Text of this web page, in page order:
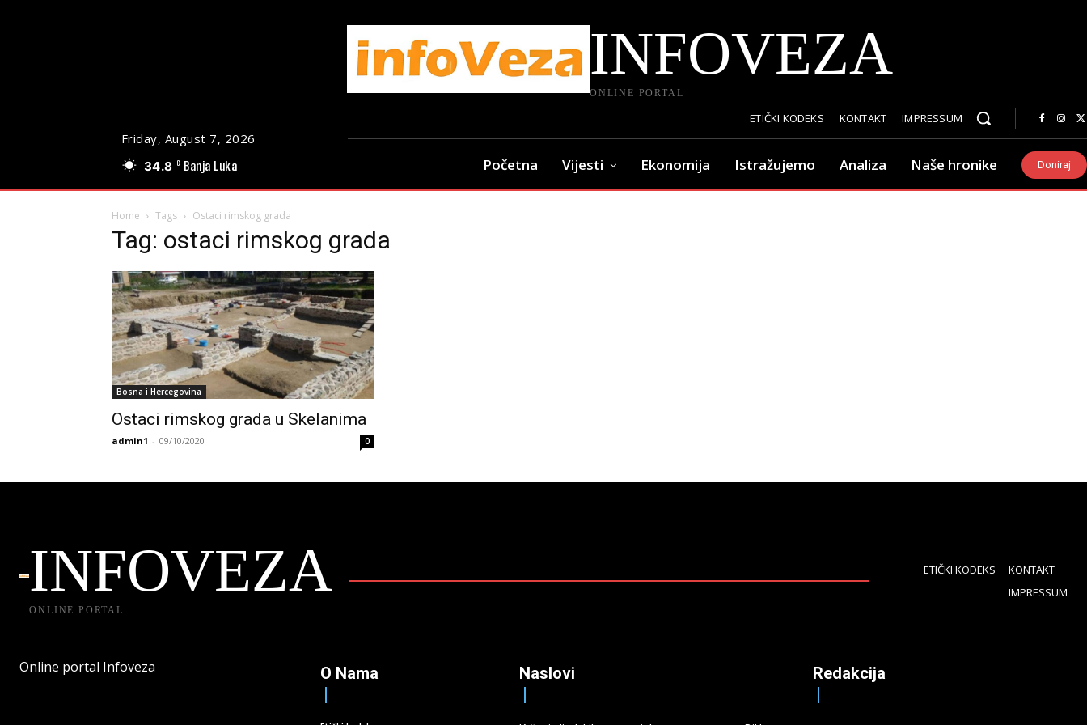
Friday, August 7, 2026
34.8 C Banja Luka
INFOVEZA
ONLINE PORTAL
ETIČKI KODEKS KONTAKT IMPRESSUM
Početna Vijesti Ekonomija Istražujemo Analiza Naše hronike Doniraj
Home Tags Ostaci rimskog grada
Tag: ostaci rimskog grada
Bosna i Hercegovina
Ostaci rimskog grada u Skelanima
admin1 - 09/10/2020 0
INFOVEZA
ONLINE PORTAL
ETIČKI KODEKS
KONTAKT
IMPRESSUM
Online portal Infoveza O Nama Naslovi Redakcija